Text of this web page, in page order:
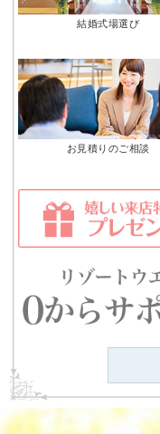
結婚式場選び
お見積りのご相談